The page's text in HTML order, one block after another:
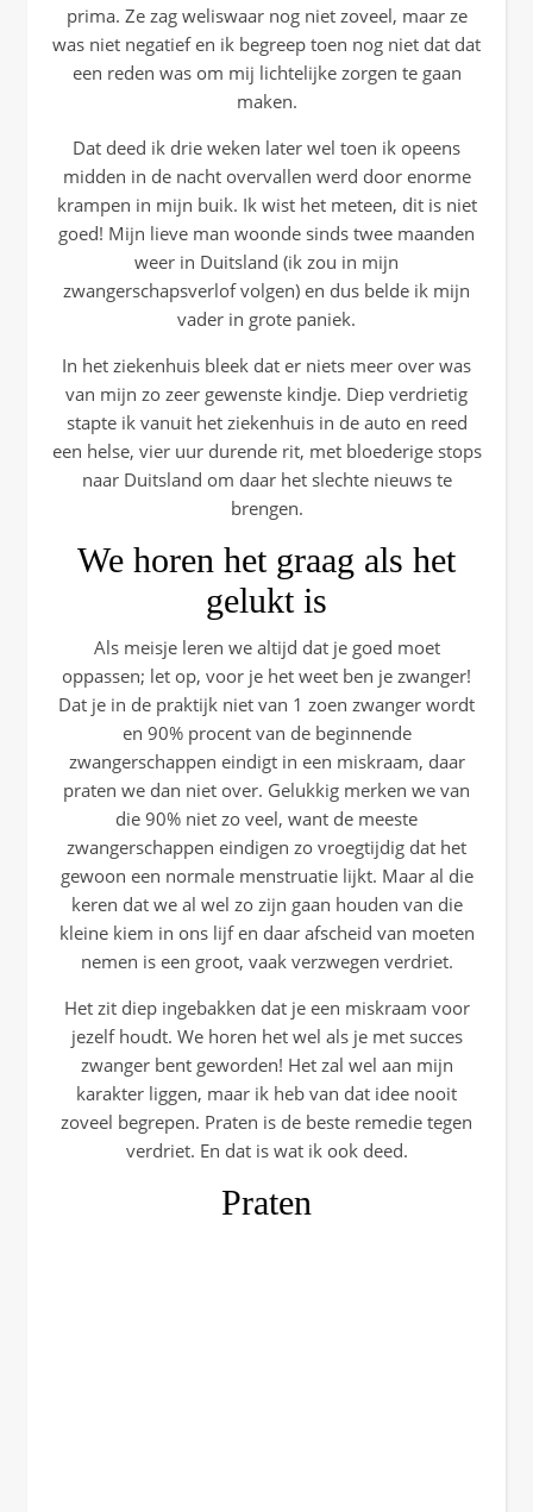
prima. Ze zag weliswaar nog niet zoveel, maar ze
was niet negatief en ik begreep toen nog niet dat dat
een reden was om mij lichtelijke zorgen te gaan
maken.
Dat deed ik drie weken later wel toen ik opeens
midden in de nacht overvallen werd door enorme
krampen in mijn buik. Ik wist het meteen, dit is niet
goed! Mijn lieve man woonde sinds twee maanden
weer in Duitsland (ik zou in mijn
zwangerschapsverlof volgen) en dus belde ik mijn
vader in grote paniek.
In het ziekenhuis bleek dat er niets meer over was
van mijn zo zeer gewenste kindje. Diep verdrietig
stapte ik vanuit het ziekenhuis in de auto en reed
een helse, vier uur durende rit, met bloederige stops
naar Duitsland om daar het slechte nieuws te
brengen.
We horen het graag als het
gelukt is
Als meisje leren we altijd dat je goed moet
oppassen; let op, voor je het weet ben je zwanger!
Dat je in de praktijk niet van 1 zoen zwanger wordt
en 90% procent van de beginnende
zwangerschappen eindigt in een miskraam, daar
praten we dan niet over. Gelukkig merken we van
die 90% niet zo veel, want de meeste
zwangerschappen eindigen zo vroegtijdig dat het
gewoon een normale menstruatie lijkt. Maar al die
keren dat we al wel zo zijn gaan houden van die
kleine kiem in ons lijf en daar afscheid van moeten
nemen is een groot, vaak verzwegen verdriet.
Het zit diep ingebakken dat je een miskraam voor
jezelf houdt. We horen het wel als je met succes
zwanger bent geworden! Het zal wel aan mijn
karakter liggen, maar ik heb van dat idee nooit
zoveel begrepen. Praten is de beste remedie tegen
verdriet. En dat is wat ik ook deed.
Praten